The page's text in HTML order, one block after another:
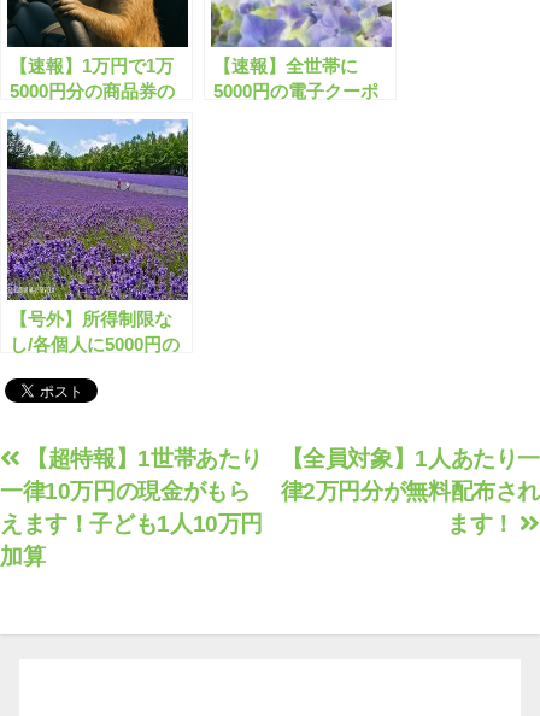
【速報】1万円で1万
5000円分の商品券の
配布が開始します！
【速報】全世帯に
5000円の電子クーポ
【号外】所得制限な
し/各個人に5000円の
ます！
投
稿
ナ
ビ
【全員対象】1人あたり一
律2万円分が無料配布され
ます！
【超特報】1世帯あたり
一律10万円の現金がもら
えます！子ども1人10万円
加算